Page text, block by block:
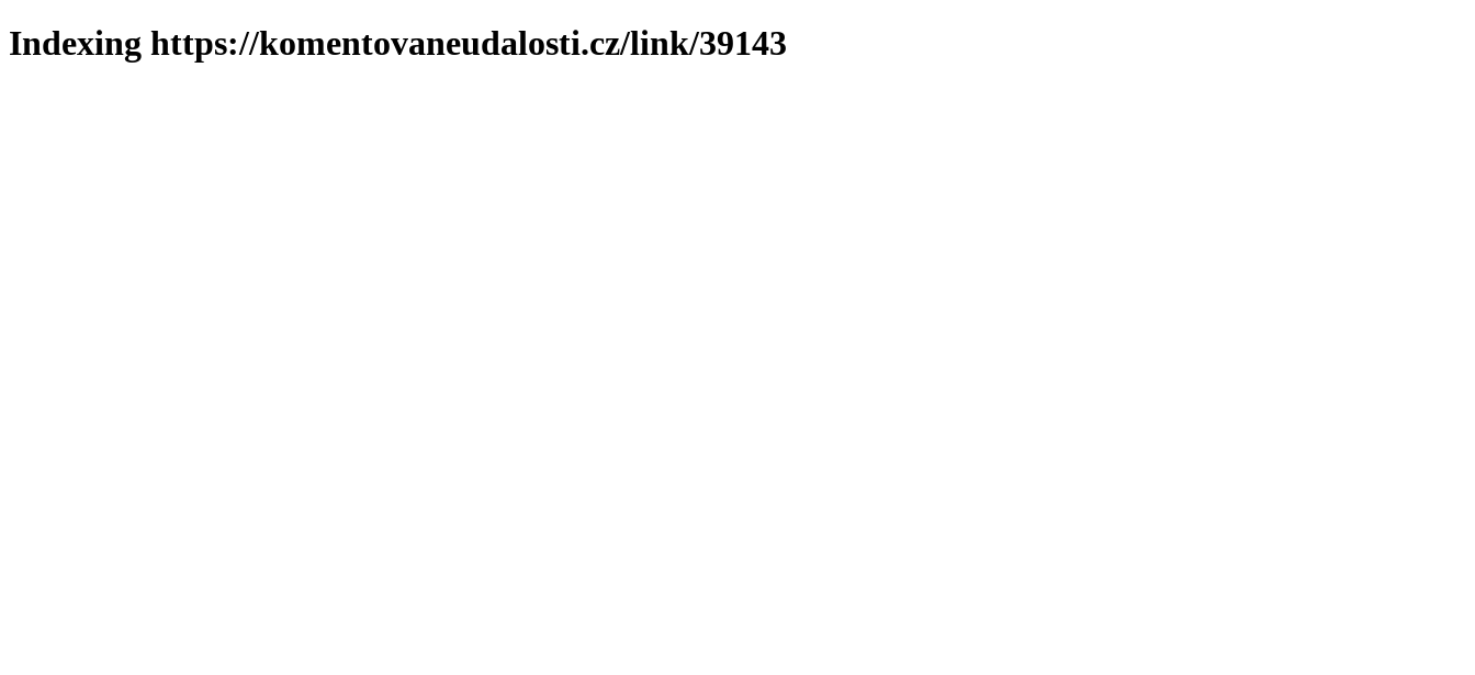
Indexing https://komentovaneudalosti.cz/link/39143